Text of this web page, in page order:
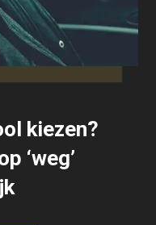
kiezen?
‘weg’